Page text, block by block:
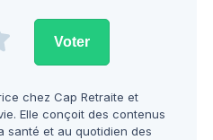
chez Cap Retraite et
Elle conçoit des contenus
santé et au quotidien des